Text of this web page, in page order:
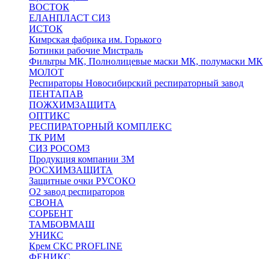
ВОСТОК
ЕЛАНПЛАСТ СИЗ
ИСТОК
Кимрская фабрика им. Горького
Ботинки рабочие Мистраль
Фильтры МК, Полнолицевые маски МК, полумаски МК
МОЛОТ
Респираторы Новосибирский респираторный завод
ПЕНТАПАВ
ПОЖХИМЗАЩИТА
ОПТИКС
РЕСПИРАТОРНЫЙ КОМПЛЕКС
ТК РИМ
СИЗ РОСОМЗ
Продукция компании 3M
РОСХИМЗАЩИТА
Защитные очки РУСОКО
О2 завод респираторов
СВОНА
СОРБЕНТ
ТАМБОВМАШ
УНИКС
Крем СКС PROFLINE
ФЕНИКС